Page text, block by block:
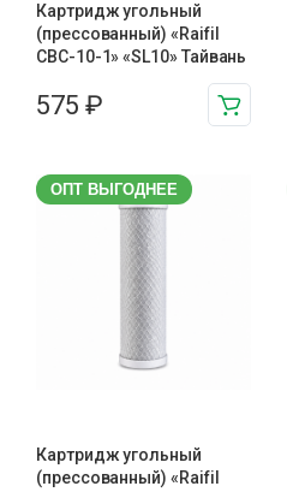
Картридж угольный
(прессованный) «Raifil
CBC-10-1» «SL10» Тайвань
575 ₽
ОПТ ВЫГОДНЕЕ
Картридж угольный
(прессованный) «Raifil